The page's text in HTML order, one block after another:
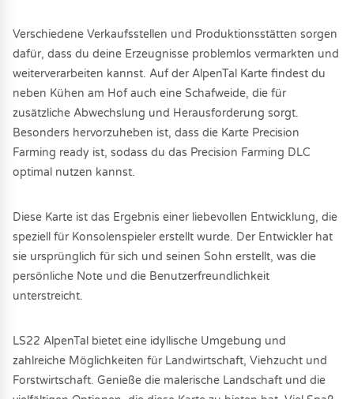
Verschiedene Verkaufsstellen und Produktionsstätten sorgen
dafür, dass du deine Erzeugnisse problemlos vermarkten und
weiterverarbeiten kannst. Auf der AlpenTal Karte findest du
neben Kühen am Hof auch eine Schafweide, die für
zusätzliche Abwechslung und Herausforderung sorgt.
Besonders hervorzuheben ist, dass die Karte Precision
Farming ready ist, sodass du das Precision Farming DLC
optimal nutzen kannst.
Diese Karte ist das Ergebnis einer liebevollen Entwicklung, die
speziell für Konsolenspieler erstellt wurde. Der Entwickler hat
sie ursprünglich für sich und seinen Sohn erstellt, was die
persönliche Note und die Benutzerfreundlichkeit
unterstreicht.
LS22 AlpenTal bietet eine idyllische Umgebung und
zahlreiche Möglichkeiten für Landwirtschaft, Viehzucht und
Forstwirtschaft. Genieße die malerische Landschaft und die